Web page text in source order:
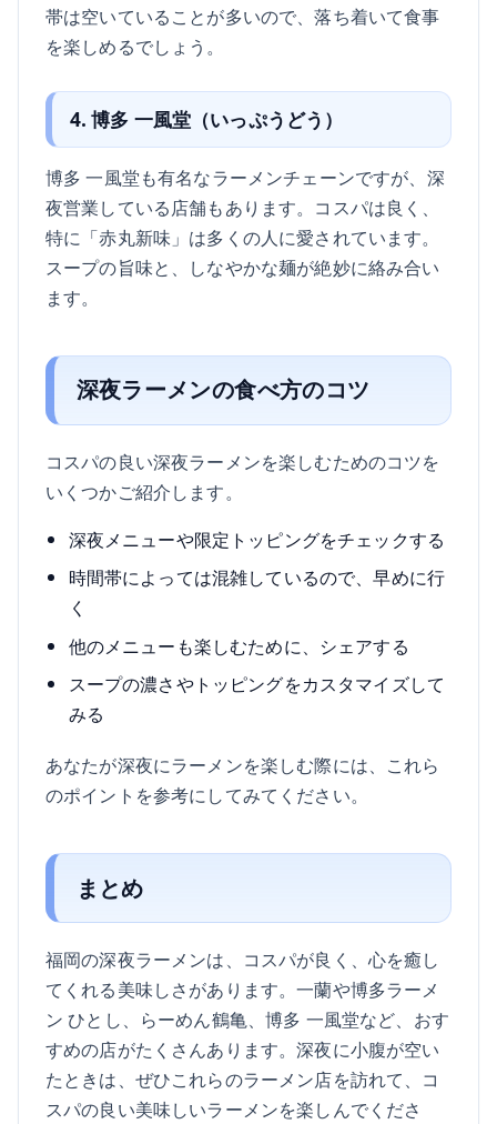
帯は空いていることが多いので、落ち着いて食事
を楽しめるでしょう。
4. 博多 一風堂（いっぷうどう）
博多 一風堂も有名なラーメンチェーンですが、深
夜営業している店舗もあります。コスパは良く、
特に「赤丸新味」は多くの人に愛されています。
スープの旨味と、しなやかな麺が絶妙に絡み合い
ます。
深夜ラーメンの食べ方のコツ
コスパの良い深夜ラーメンを楽しむためのコツを
いくつかご紹介します。
深夜メニューや限定トッピングをチェックする
時間帯によっては混雑しているので、早めに行
く
他のメニューも楽しむために、シェアする
スープの濃さやトッピングをカスタマイズして
みる
あなたが深夜にラーメンを楽しむ際には、これら
のポイントを参考にしてみてください。
まとめ
福岡の深夜ラーメンは、コスパが良く、心を癒し
てくれる美味しさがあります。一蘭や博多ラーメ
ン ひとし、らーめん鶴亀、博多 一風堂など、おす
すめの店がたくさんあります。深夜に小腹が空い
たときは、ぜひこれらのラーメン店を訪れて、コ
スパの良い美味しいラーメンを楽しんでくださ